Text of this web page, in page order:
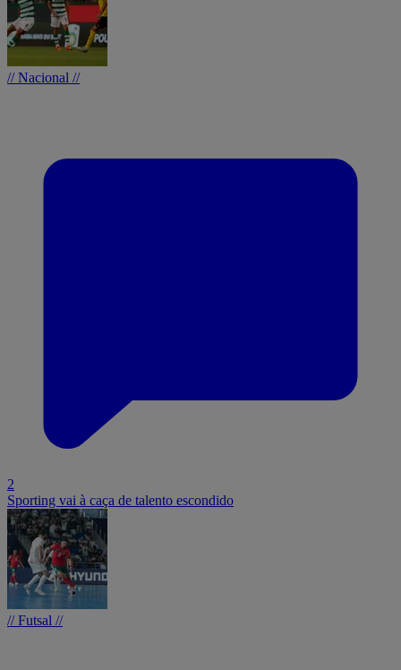
// Nacional //
2
Sporting vai à caça de talento escondido
// Futsal //